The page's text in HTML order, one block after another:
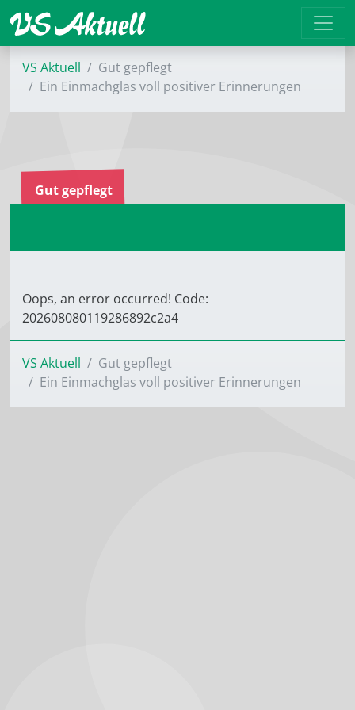
VS Aktuell
Gut gepflegt
Ein Einmachglas voll positiver ­Erinnerungen
Gut gepflegt
Oops, an error occurred! Code:
202608080119286892c2a4
VS Aktuell
Gut gepflegt
Ein Einmachglas voll positiver ­Erinnerungen